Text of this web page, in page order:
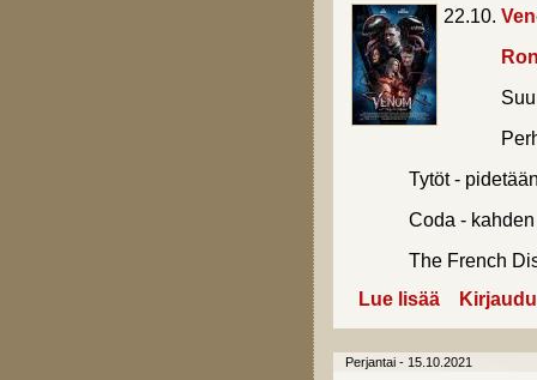
22.10.
Suurta
Perhe
Tytöt - pidetään
Coda - kahden
The French
Lue lisää about Ensi-
Perjantai - 15.10.2021